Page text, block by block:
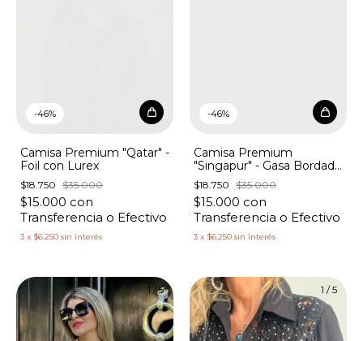
-46%
Camisa Premium "Qatar" -
Foil con Lurex
$18.750 $35.000
$15.000 con
Transferencia o Efectivo
3 x $6.250 sin interés
-46%
Camisa Premium
"Singapur" - Gasa Bordada
A.Print
$18.750 $35.000
$15.000 con
Transferencia o Efectivo
3 x $6.250 sin interés
1/5 1 /5